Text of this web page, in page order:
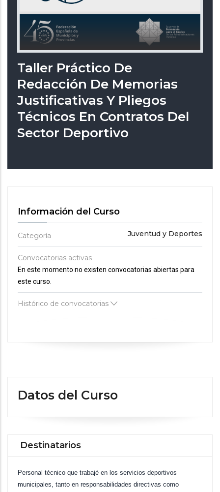
Taller Práctico De
Redacción De Memorias
Justificativas Y Pliegos
Técnicos En Contratos Del
Sector Deportivo
Información del Curso
Categoría Juventud y Deportes
Convocatorias activas
En este momento no existen convocatorias abiertas para
este curso.
Histórico de convocatorias
Datos del Curso
Destinatarios
Personal técnico que trabajé en los servicios deportivos
municipales, tanto en responsabilidades directivas como